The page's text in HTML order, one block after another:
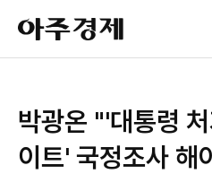
아
주
경
박광온 "'대통령
이트' 국정조사 해